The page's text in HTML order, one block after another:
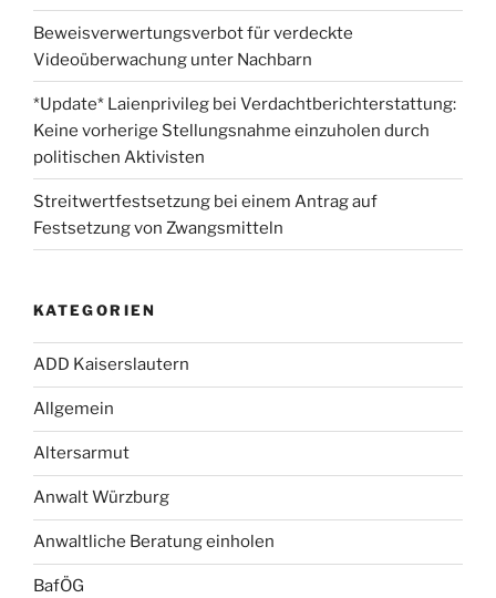
Beweisverwertungsverbot für verdeckte
Videoüberwachung unter Nachbarn
*Update* Laienprivileg bei Verdachtberichterstattung:
Keine vorherige Stellungsnahme einzuholen durch
politischen Aktivisten
Streitwertfestsetzung bei einem Antrag auf
Festsetzung von Zwangsmitteln
KATEGORIEN
ADD Kaiserslautern
Allgemein
Altersarmut
Anwalt Würzburg
Anwaltliche Beratung einholen
BafÖG